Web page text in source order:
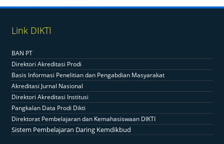
Link DIKTI
BAN PT
Direktori Akreditasi Prodi
Basis Informasi Penelitian dan Pengabdian Masyarakat
Akreditasi Jurnal Nasional
Direktori Akreditasi Institusi
Pangkalan Data Prodi Dikti
Direktorat Pembelajaran dan Kemahasiswaan DIKTI
Sistem Pembelajaran Daring Kemdikbud